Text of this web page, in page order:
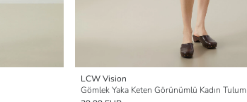
LCW Vision
Gömlek Yaka Keten Görünümlü Kadın Tulum